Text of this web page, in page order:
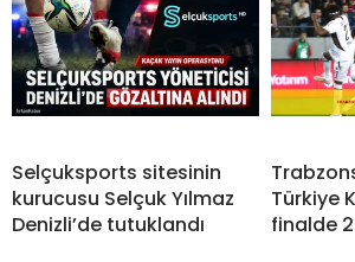
Selçuksports sitesinin
kurucusu Selçuk Yılmaz
Denizli’de tutuklandı
Türkiye
finalde 2